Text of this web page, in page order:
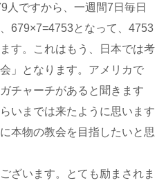
ですから、一週間7日毎日
679×7=4753となって、4753
す。これはもう、日本では考
」となります。アメリカで
チャーチがあると聞きます
いまでは来たように思います
本物の教会を目指したいと思
ざいます。とても励まされま